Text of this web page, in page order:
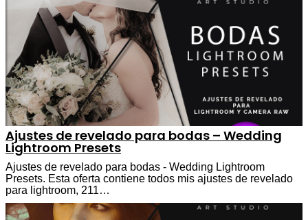
Ajustes de revelado para bodas – Wedding
Lightroom Presets
Ajustes de revelado para bodas - Wedding Lightroom
Presets. Esta oferta contiene todos mis ajustes de revelado
para lightroom, 211…